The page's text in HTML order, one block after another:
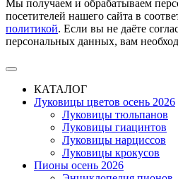
Мы получаем и обрабатываем
посетителей нашего сайта в
политикой. Если вы не даёте
персональных данных, вам
КАТАЛОГ
Луковицы цветов осень 2026
Луковицы тюльпанов
Луковицы гиацинтов
Луковицы нарциссов
Луковицы крокусов
Пионы осень 2026